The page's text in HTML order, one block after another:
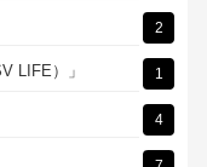
26
3
41
11